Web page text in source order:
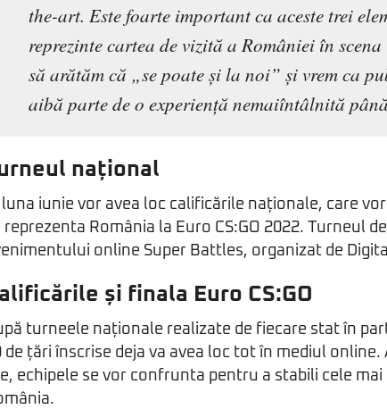
the-art. Este foarte important ca aceste trei
reprezinte cartea de vizită a României în
să arătăm că „se poate și la noi” și vrem ca
aibă parte de o experiență nemaiîntâlnită
național
luna iunie vor avea loc calificările naționale, care
reprezenta România la Euro CS:GO 2022. Turneul
online Super Battles, organizat de
și finala Euro CS:GO
turneele naționale realizate de fiecare stat în
de țări înscrise deja va avea loc tot în mediul
echipele se vor confrunta pentru a stabili cele mai